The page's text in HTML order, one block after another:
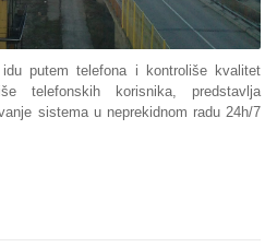
putem telefona i kontroliše kvalitet
telefonskih korisnika, predstavlja
sistema u neprekidnom radu 24h/7